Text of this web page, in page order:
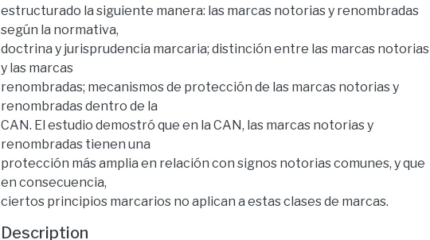
estructurado la siguiente manera: las marcas notorias y renombradas
según la normativa,
doctrina y jurisprudencia marcaria; distinción entre las marcas notorias
y las marcas
renombradas; mecanismos de protección de las marcas notorias y
renombradas dentro de la
CAN. El estudio demostró que en la CAN, las marcas notorias y
renombradas tienen una
protección más amplia en relación con signos notorias comunes, y que
en consecuencia,
ciertos principios marcarios no aplican a estas clases de marcas.
Description